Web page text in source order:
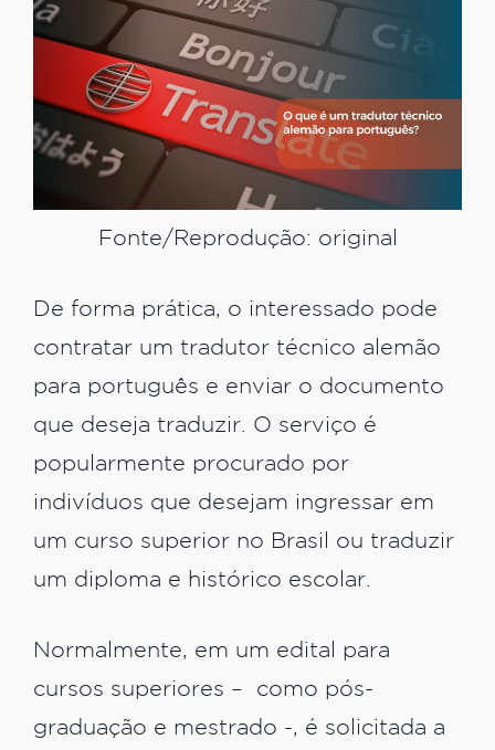
Fonte/Reprodução: original
De forma prática, o interessado pode
contratar um tradutor técnico alemão
para português e enviar o documento
que deseja traduzir. O serviço é
popularmente procurado por
indivíduos que desejam ingressar em
um curso superior no Brasil ou traduzir
um diploma e histórico escolar.
Normalmente, em um edital para
cursos superiores – como pós-
graduação e mestrado -, é solicitada a